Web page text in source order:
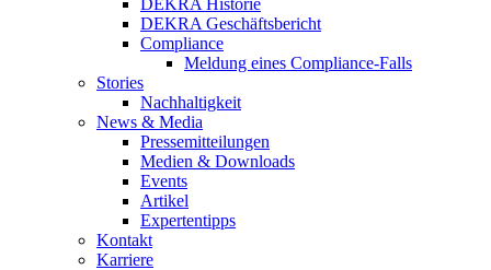
DEKRA Geschäftsbericht
Compliance
Meldung eines Compliance-Falls
Stories
Nachhaltigkeit
News & Media
Pressemitteilungen
Medien & Downloads
Events
Artikel
Expertentipps
Kontakt
Karriere